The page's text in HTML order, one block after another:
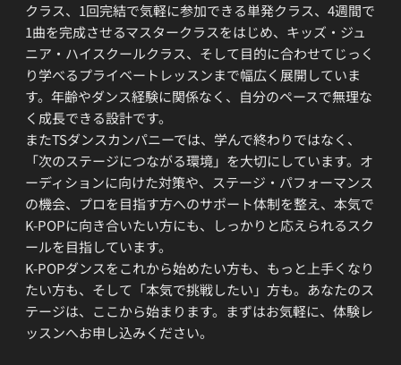
クラス、1回完結で気軽に参加できる単発クラス、4週間で
1曲を完成させるマスタークラスをはじめ、キッズ・ジュ
ニア・ハイスクールクラス、そして目的に合わせてじっく
り学べるプライベートレッスンまで幅広く展開していま
す。年齢やダンス経験に関係なく、自分のペースで無理な
く成長できる設計です。
またTSダンスカンパニーでは、学んで終わりではなく、
「次のステージにつながる環境」を大切にしています。オ
ーディションに向けた対策や、ステージ・パフォーマンス
の機会、プロを目指す方へのサポート体制を整え、本気で
K-POPに向き合いたい方にも、しっかりと応えられるスク
ールを目指しています。
K-POPダンスをこれから始めたい方も、もっと上手くなり
たい方も、そして「本気で挑戦したい」方も。あなたのス
テージは、ここから始まります。まずはお気軽に、体験レ
ッスンへお申し込みください。